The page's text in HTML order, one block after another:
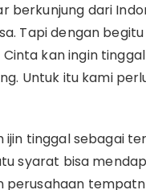
berkunjung dari
Tapi dengan
kan ingin
Untuk itu kami
ijin tinggal sebagai
syarat bisa
perusahaan